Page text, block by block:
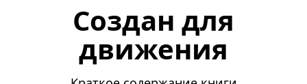
Создан для
движения